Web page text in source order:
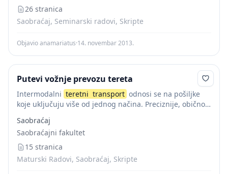
26 stranica
Saobraćaj, Seminarski radovi, Skripte
Objavio anamariatus·14. novembar 2013.
Putevi vožnje prevozu tereta
Intermodalni teretni transport odnosi se na pošiljke
koje uključuju više od jednog načina. Preciznije, obično
transport
Saobraćaj
Saobraćajni fakultet
15 stranica
Maturski Radovi, Saobraćaj, Skripte